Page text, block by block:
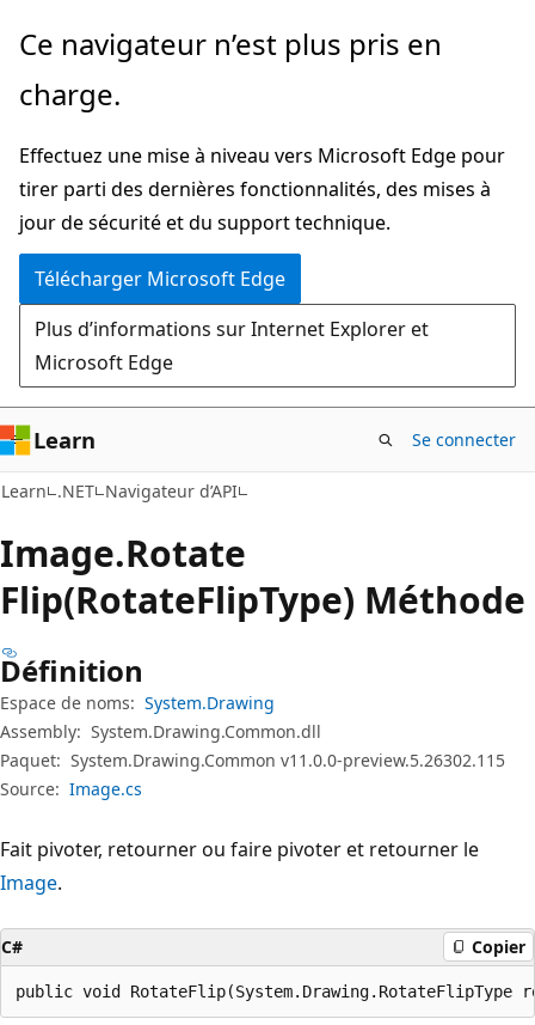
Passer
directement
au
principal
Passer
la
dans
la
page
Ce navigateur n’est plus pris en
charge.
Effectuez une mise à niveau vers Microsoft Edge pour
tirer parti des dernières fonctionnalités, des mises à
jour de sécurité et du support technique.
Télécharger Microsoft Edge
Plus d’informations sur Internet Explorer et
Microsoft Edge
Learn Se connecter
Learn .NET Navigateur d’API
Image.Rotate
Flip(RotateFlipType) Méthode
Définition
Espace de noms: System.Drawing
Assembly: System.Drawing.Common.dll
Paquet: System.Drawing.Common v11.0.0-preview.5.26302.115
Source: Image.cs
Fait pivoter, retourner ou faire pivoter et retourner le
Image.
C# Copier
public void RotateFlip(System.Drawing.RotateFlipType